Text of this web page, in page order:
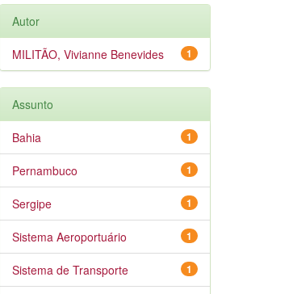
Autor
1
MILITÃO, Vivianne Benevides
Assunto
1
Bahia
1
Pernambuco
1
Sergipe
1
Sistema Aeroportuário
1
Sistema de Transporte